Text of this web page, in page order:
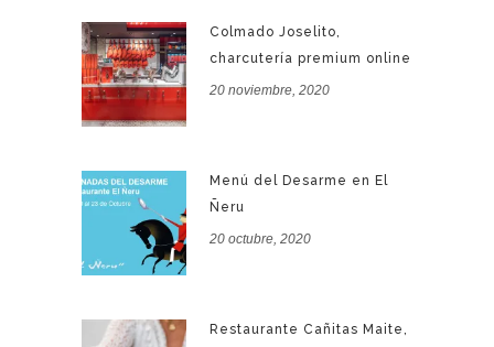
Colmado Joselito,
charcutería premium online
20 noviembre, 2020
Menú del Desarme en El
Ñeru
20 octubre, 2020
Restaurante Cañitas Maite,